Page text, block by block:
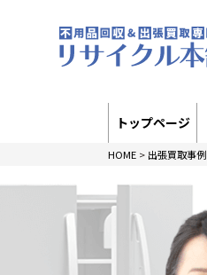
トップページ
HOME > 出張買取事例